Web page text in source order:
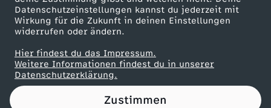
Datenschutzeinstellungen kannst du jederzeit mit
Wirkung für die Zukunft in deinen Einstellungen
widerrufen oder ändern.
Hier findest du das Impressum.
Weitere Informationen findest du in unserer
Datenschutzerklärung.
Zustimmen
e
n
n
Partner